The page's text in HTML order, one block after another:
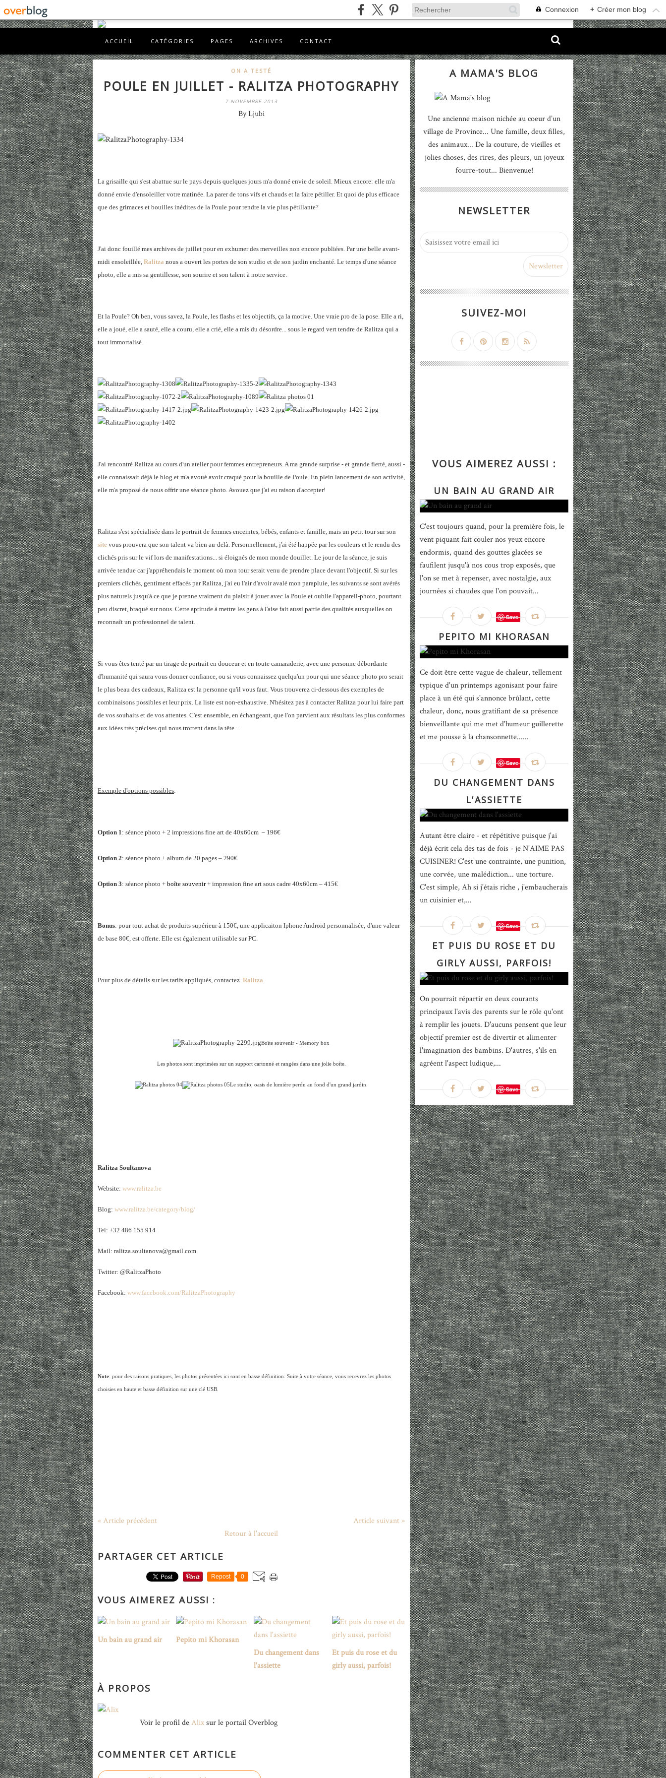
Connexion + Créer mon blog
ACCUEIL CATÉGORIES PAGES ARCHIVES CONTACT
ON A TESTÉ
POULE EN JUILLET - RALITZA PHOTOGRAPHY
7 NOVEMBRE 2013
By Ljubi
La grisaille qui s'est abattue sur le pays depuis quelques jours m'a donné envie de soleil. Mieux encore: elle m'a
donné envie d'ensoleiller votre matinée. La parer de tons vifs et chauds et la faire pétiller. Et quoi de plus efficace
que des grimaces et bouilles inédites de la Poule pour rendre la vie plus pétillante?
J'ai donc fouillé mes archives de juillet pour en exhumer des merveilles non encore publiées. Par une belle avant-
midi ensoleillée, Ralitza nous a ouvert les portes de son studio et de son jardin enchanté. Le temps d'une séance
photo, elle a mis sa gentillesse, son sourire et son talent à notre service.
Et la Poule? Oh ben, vous savez, la Poule, les flashs et les objectifs, ça la motive. Une vraie pro de la pose. Elle a ri,
elle a joué, elle a sauté, elle a couru, elle a crié, elle a mis du désordre... sous le regard vert tendre de Ralitza qui a
tout immortalisé.
J'ai rencontré Ralitza au cours d'un atelier pour femmes entrepreneurs. A ma grande surprise - et grande fierté, aussi -
elle connaissait déjà le blog et m'a avoué avoir craqué pour la bouille de Poule. En plein lancement de son activité,
elle m'a proposé de nous offrir une séance photo. Avouez que j'ai eu raison d'accepter!
Ralitza s'est spécialisée dans le portrait de femmes enceintes, bébés, enfants et famille, mais un petit tour sur son
site vous prouvera que son talent va bien au-delà. Personnellement, j'ai été happée par les couleurs et le rendu des
clichés pris sur le vif lors de manifestations... si éloignés de mon monde douillet. Le jour de la séance, je suis
arrivée tendue car j'appréhendais le moment où mon tour serait venu de prendre place devant l'objectif. Si sur les
premiers clichés, gentiment effacés par Ralitza, j'ai eu l'air d'avoir avalé mon parapluie, les suivants se sont avérés
plus naturels jusqu'à ce que je prenne vraiment du plaisir à jouer avec la Poule et oublie l'appareil-photo, pourtant
peu discret, braqué sur nous. Cette aptitude à mettre les gens à l'aise fait aussi partie des qualités auxquelles on
reconnaît un professionnel de talent.
Si vous êtes tenté par un tirage de portrait en douceur et en toute camaraderie, avec une personne débordante
d'humanité qui saura vous donner confiance, ou si vous connaissez quelqu'un pour qui une séance photo pro serait
le plus beau des cadeaux, Ralitza est la personne qu'il vous faut. Vous trouverez ci-dessous des exemples de
combinaisons possibles et leur prix. La liste est non-exhaustive. N'hésitez pas à contacter Ralitza pour lui faire part
de vos souhaits et de vos attentes. C'est ensemble, en échangeant, que l'on parvient aux résultats les plus conformes
aux idées très précises qui nous trottent dans la tête...
Exemple d'options possibles:
Option 1: séance photo + 2 impressions fine art de 40x60cm – 196€
Option 2: séance photo + album de 20 pages – 290€
Option 3: séance photo + boîte souvenir+ impression fine art sous cadre 40x60cm – 415€
Bonus: pour tout achat de produits supérieur à 150€, une applicaiton Iphone Android personnalisée, d'une valeur
de base 80€, est offerte. Elle est également utilisable sur PC.
Pour plus de détails sur les tarifs appliqués, contactez Ralitza.
Boîte souvenir - Memory box
Les photos sont imprimées sur un support cartonné et rangées dans une jolie boîte.
Le studio, oasis de lumière perdu au fond d'un grand jardin.
Ralitza Soultanova
Website: www.ralitza.be
Blog: www.ralitza.be/category/blog/
Tel: +32 486 155 914
Mail: ralitza.soultanova@gmail.com
Twitter: @RalitzaPhoto
Facebook: www.facebook.com/RalitzaPhotography
Note: pour des raisons pratiques, les photos présentées ici sont en basse définition. Suite à votre séance, vous recevrez les photos
choisies en haute et basse définition sur une clé USB.
« Article précédent
Article suivant »
Retour à l'accueil
PARTAGER CET ARTICLE
Repost 0
VOUS AIMEREZ AUSSI :
Un bain au grand air
Pepito mi Khorasan
Du changement dans
l'assiette
Et puis du rose et du
girly aussi, parfois!
À PROPOS
Voir le profil deAlixsur le portail Overblog
COMMENTER CET ARTICLE
A MAMA'S BLOG
Une ancienne maison nichée au coeur d’un
village de Province... Une famille, deux filles,
des animaux... De la couture, de vieilles et
jolies choses, des rires, des pleurs, un joyeux
fourre-tout... Bienvenue!
NEWSLETTER
SUIVEZ-MOI
VOUS AIMEREZ AUSSI :
UN BAIN AU GRAND AIR
C'est toujours quand, pour la première fois, le
vent piquant fait couler nos yeux encore
endormis, quand des gouttes glacées se
faufilent jusqu'à nos cous trop exposés, que
l'on se met à repenser, avec nostalgie, aux
journées si chaudes que l'on pouvait...
Save
PEPITO MI KHORASAN
Ce doit être cette vague de chaleur, tellement
typique d'un printemps agonisant pour faire
place à un été qui s'annonce brûlant, cette
chaleur, donc, nous gratifiant de sa présence
bienveillante qui me met d'humeur guillerette
et me pousse à la chansonnette......
Save
DU CHANGEMENT DANS
L'ASSIETTE
Autant être claire - et répétitive puisque j'ai
déjà écrit cela des tas de fois - je N'AIME PAS
CUISINER! C'est une contrainte, une punition,
une corvée, une malédiction... une torture.
C'est simple, Ah si j'étais riche , j'embaucherais
un cuisinier et,...
Save
ET PUIS DU ROSE ET DU
GIRLY AUSSI, PARFOIS!
On pourrait répartir en deux courants
principaux l'avis des parents sur le rôle qu'ont
à remplir les jouets. D'aucuns pensent que leur
objectif premier est de divertir et alimenter
l'imagination des bambins. D'autres, s'ils en
agréent l'aspect ludique,...
Save